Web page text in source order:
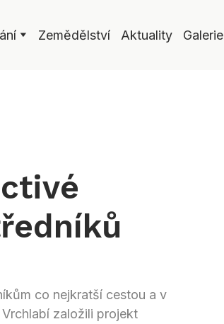
Zemědělství Aktuality Galerie
co nejkratší cestou a v
založili projekt